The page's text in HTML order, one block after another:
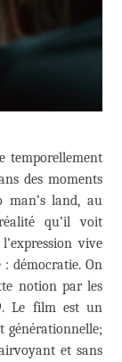
temporellement
des moments
man’s land, au
qu’il voit
vive
démocratie. On
notion par les
Le film est un
générationnelle;
et sans